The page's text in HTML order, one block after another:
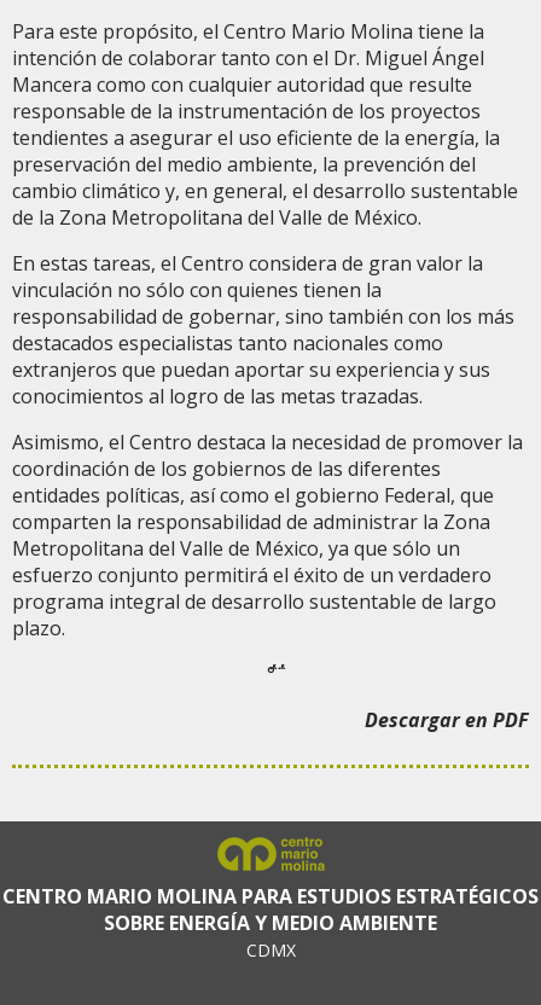
Para este propósito, el Centro Mario Molina tiene la
intención de colaborar tanto con el Dr. Miguel Ángel
Mancera como con cualquier autoridad que resulte
responsable de la instrumentación de los proyectos
tendientes a asegurar el uso eficiente de la energía, la
preservación del medio ambiente, la prevención del
cambio climático y, en general, el desarrollo sustentable
de la Zona Metropolitana del Valle de México.
En estas tareas, el Centro considera de gran valor la
vinculación no sólo con quienes tienen la
responsabilidad de gobernar, sino también con los más
destacados especialistas tanto nacionales como
extranjeros que puedan aportar su experiencia y sus
conocimientos al logro de las metas trazadas.
Asimismo, el Centro destaca la necesidad de promover la
coordinación de los gobiernos de las diferentes
entidades políticas, así como el gobierno Federal, que
comparten la responsabilidad de administrar la Zona
Metropolitana del Valle de México, ya que sólo un
esfuerzo conjunto permitirá el éxito de un verdadero
programa integral de desarrollo sustentable de largo
plazo.
΅΅΅΅΅°΅΅΅΅΅
Descargar en PDF
CENTRO MARIO MOLINA PARA ESTUDIOS ESTRATÉGICOS
SOBRE ENERGÍA Y MEDIO AMBIENTE
CDMX